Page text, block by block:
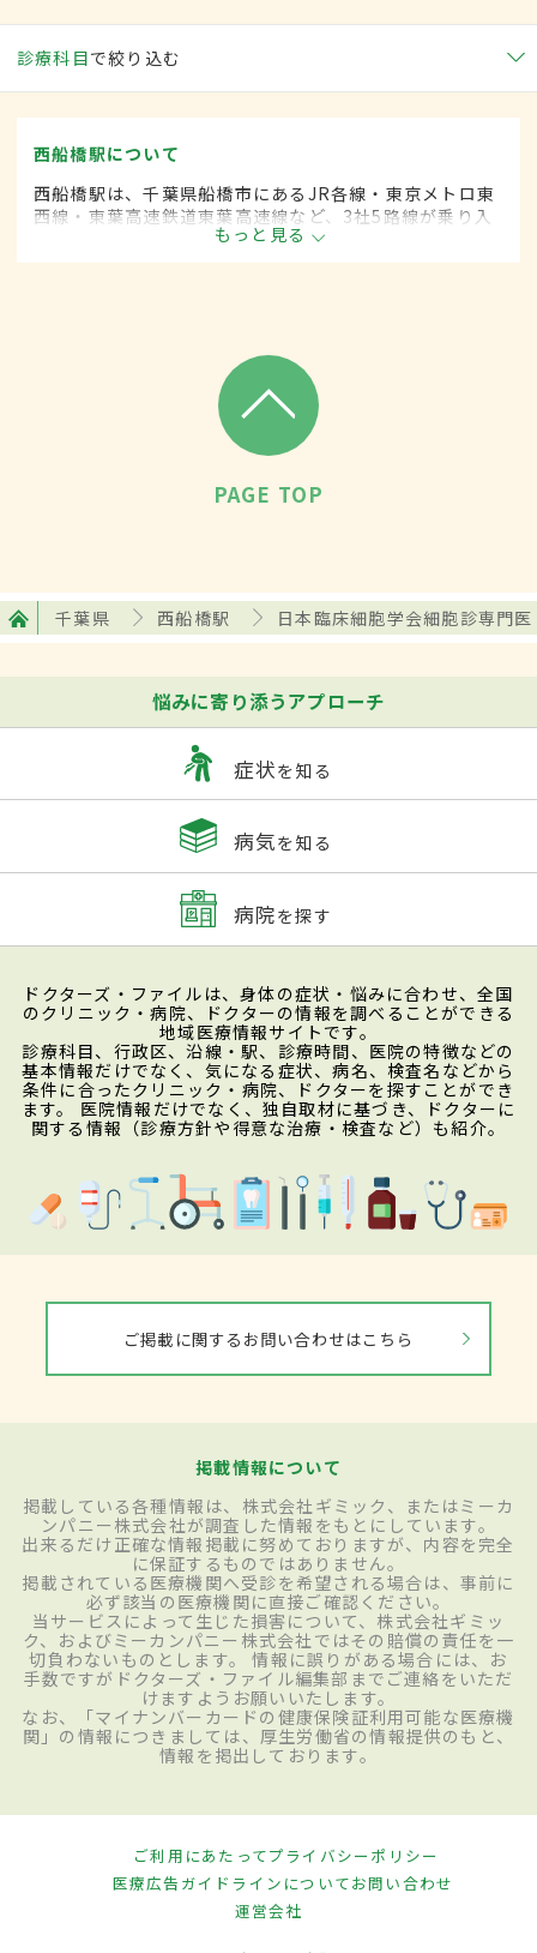
診療科目で絞り込む
西船橋駅について
西船橋駅は、千葉県船橋市にあるJR各線・東京メトロ東
西線・東葉高速鉄道東葉高速線など、3社5路線が乗り入
れている。駅構内にはショッピングモールも併設されて
いて、多くの人に利用されている。
もっと見る
PAGE TOP
千葉県 西船橋駅 日本臨床細胞学会細胞診専門医
悩みに寄り添うアプローチ
症状を知る
病気を知る
病院を探す
ドクターズ・ファイルは、身体の症状・悩みに合わせ、全国
のクリニック・病院、ドクターの情報を調べることができる
地域医療情報サイトです。
診療科目、行政区、沿線・駅、診療時間、医院の特徴などの
基本情報だけでなく、気になる症状、病名、検査名などから
条件に合ったクリニック・病院、ドクターを探すことができ
ます。 医院情報だけでなく、独自取材に基づき、ドクターに
関する情報（診療方針や得意な治療・検査など）も紹介。
ご掲載に関するお問い合わせはこちら
掲載情報について
掲載している各種情報は、株式会社ギミック、またはミーカ
ンパニー株式会社が調査した情報をもとにしています。
出来るだけ正確な情報掲載に努めておりますが、内容を完全
に保証するものではありません。
掲載されている医療機関へ受診を希望される場合は、事前に
必ず該当の医療機関に直接ご確認ください。
当サービスによって生じた損害について、株式会社ギミッ
ク、およびミーカンパニー株式会社ではその賠償の責任を一
切負わないものとします。 情報に誤りがある場合には、お
手数ですがドクターズ・ファイル編集部までご連絡をいただ
けますようお願いいたします。
なお、「マイナンバーカードの健康保険証利用可能な医療機
関」の情報につきましては、厚生労働省の情報提供のもと、
情報を掲出しております。
ご利用にあたってプライバシーポリシー
医療広告ガイドラインについてお問い合わせ
運営会社